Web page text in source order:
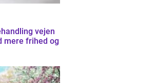
vejen
mere frihed og